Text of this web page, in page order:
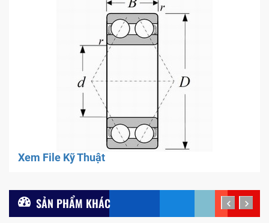
Xem File Kỹ Thuật
SẢN PHẨM KHÁC prev next